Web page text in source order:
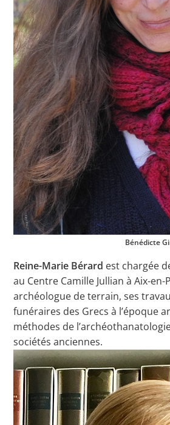
Bénédicte
Reine-Marie Bérard est chargée
au Centre Camille Jullian à Aix-
archéologue de terrain, ses
funéraires des Grecs à l’époque
méthodes de
sociétés anciennes.